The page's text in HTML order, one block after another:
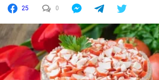
25 0